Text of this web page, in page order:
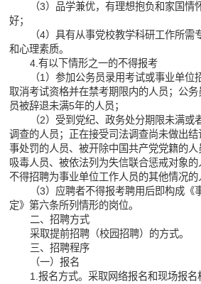
（3）品学兼优，有理想抱负和家国情
好；
（4）具有从事党校教学科研工作所
和心理素质。
4.有以下情形之一的不得报考
（1）参加公务员录用考试或事业单
取消考试资格并在禁考期限内的人员；公
员被辞退未满5年的人员；
（2）受到党纪、政务处分期限未满
调查的人员；正在接受司法调查尚未做出
事处罚的人员、被开除中国共产党党籍的人
吸毒人员、被依法列为失信联合惩戒对象
不得招聘为事业单位工作人员的其他情况的
（3）应聘者不得报考聘用后即构成
定》第六条所列情形的岗位。
二、招聘方式
采取提前招聘（校园招聘）的方式。
三、招聘程序
（一）报名
1.报名方式。采取网络报名和现场报名